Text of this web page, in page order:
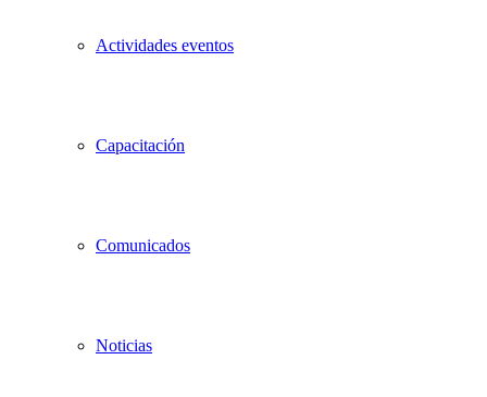
Actividades eventos
Capacitación
Comunicados
Noticias